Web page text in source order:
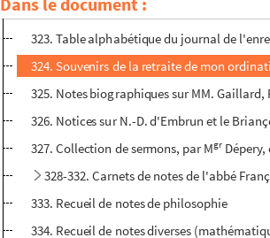
322. Décisions diverses sur les droits
323. Table alphabétique du journal de
324. Souvenirs de la retraite de mon
325. Notes biographiques sur MM.
326. Notices sur N.-D. d'Embrun et le
327. Collection de sermons, par Mgr Dépery,
328-332. Carnets de notes de l'abbé
333. Recueil de notes de philosophie
334. Recueil de notes diverses